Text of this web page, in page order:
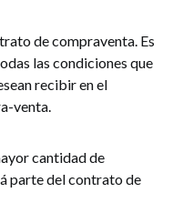
de compraventa. Es
las condiciones que
recibir en el
venta.
cantidad de
parte del contrato de